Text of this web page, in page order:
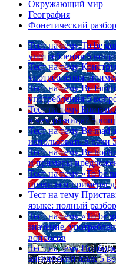
Окружающий мир
География
Фонетический разбор
Тест на тему To be
употребления 5
Тест на тему
употребления,
Тест на тему Be
употребления 5
Тест на тему
в чем разница? 5
Тест на тему Be mad
использовать в речи
Тест на тему Be
и примеры
Тест на тему «To be
правила и примеры
Тест на тему
языке: полный
Тест на тему «To be
значение,
вопросов
Тест на тему
английский язык 5